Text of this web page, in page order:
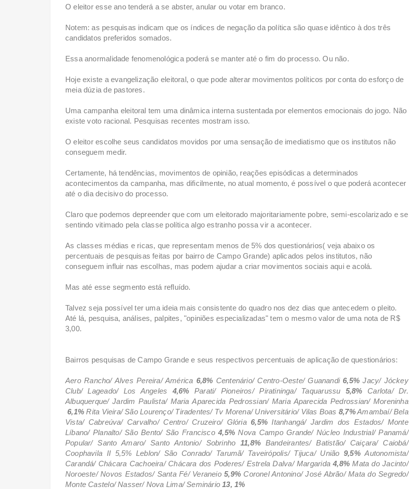
O eleitor esse ano tenderá a se abster, anular ou votar em branco.
Notem: as pesquisas indicam que os índices de negação da política são quase idêntico à dos três
candidatos preferidos somados.
Essa anormalidade fenomenológica poderá se manter até o fim do processo. Ou não.
Hoje existe a evangelização eleitoral, o que pode alterar movimentos políticos por conta do esforço de
meia dúzia de pastores.
Uma campanha eleitoral tem uma dinâmica interna sustentada por elementos emocionais do jogo. Não
existe voto racional. Pesquisas recentes mostram isso.
O eleitor escolhe seus candidatos movidos por uma sensação de imediatismo que os institutos não
conseguem medir.
Certamente, há tendências, movimentos de opinião, reações episódicas a determinados
acontecimentos da campanha, mas dificilmente, no atual momento, é possível o que poderá acontecer
até o dia decisivo do processo.
Claro que podemos depreender que com um eleitorado majoritariamente pobre, semi-escolarizado e se
sentindo vitimado pela classe política algo estranho possa vir a acontecer.
As classes médias e ricas, que representam menos de 5% dos questionários( veja abaixo os
percentuais de pesquisas feitas por bairro de Campo Grande) aplicados pelos institutos, não
conseguem influir nas escolhas, mas podem ajudar a criar movimentos sociais aqui e acolá.
Mas até esse segmento está refluído.
Talvez seja possível ter uma ideia mais consistente do quadro nos dez dias que antecedem o pleito.
Até lá, pesquisa, análises, palpites, "opiniões especializadas" tem o mesmo valor de uma nota de R$
3,00.
Bairros pesquisas de Campo Grande e seus respectivos percentuais de aplicação de questionários:
Aero Rancho/ Alves Pereira/ América 6,8% Centenário/ Centro-Oeste/ Guanandi6,5% Jacy/ Jóckey
Club/ Lageado/ Los Angeles 4,6% Parati/ Pioneiros/ Piratininga/ Taquarussu 5,8% Carlota/ Dr.
Albuquerque/ Jardim Paulista/ Maria Aparecida Pedrossian/ Maria Aparecida Pedrossian/ Moreninha
6,1% Rita Vieira/ São Lourenço/ Tiradentes/ Tv Morena/ Universitário/ Vilas Boas 8,7%Amambaí/ Bela
Vista/ Cabreúva/ Carvalho/ Centro/ Cruzeiro/ Glória6,5% Itanhangá/ Jardim dos Estados/ Monte
Líbano/ Planalto/ São Bento/ São Francisco 4,5% Nova Campo Grande/ Núcleo Industrial/ Panamá/
Popular/ Santo Amaro/ Santo Antonio/ Sobrinho 11,8% Bandeirantes/ Batistão/ Caiçara/ Caiobá/
Coophavila II 5,5% Leblon/ São Conrado/ Tarumã/ Taveirópolis/ Tijuca/ União 9,5%Autonomista/
Carandá/ Chácara Cachoeira/ Chácara dos Poderes/ Estrela Dalva/ Margarida 4,8% Mata do Jacinto/
Noroeste/ Novos Estados/ Santa Fé/ Veraneio 5,9%Coronel Antonino/ José Abrão/ Mata do Segredo/
Monte Castelo/ Nasser/ Nova Lima/ Seminário13, 1%